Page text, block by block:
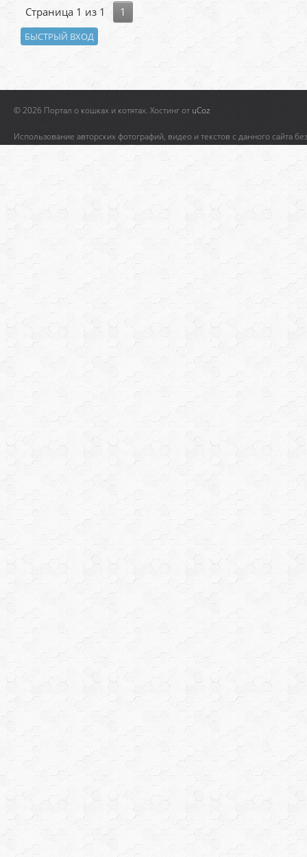
Страница 1 из 1 1
© 2026 Портал о кошках и котятах. Хостинг от uCoz
Использование авторских фотографий, видео и текстов с данного сайта